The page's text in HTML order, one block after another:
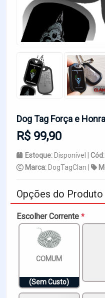
Dog Tag Força e Honra
R$ 99,90
Estoque: Disponível | Cód:
Marca: DogTagClan |
Opções do Produto
Escolher Corrente *
COMUM
(Sem Custo)